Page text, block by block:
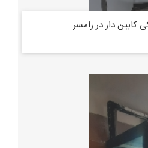
کابین دار در رامسر